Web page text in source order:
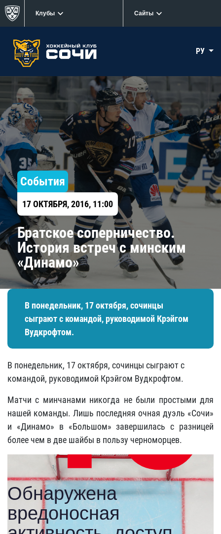
Клубы Сайты
РУ
События
17 ОКТЯБРЯ, 2016, 11:00
Братское соперничество.
История встреч с минским
«Динамо»
В понедельник, 17 октября, сочинцы
сыграют с командой, руководимой Крэйгом
Вудкрофтом.
В понедельник, 17 октября, сочинцы сыграют с
командой, руководимой Крэйгом Вудкрофтом.
Матчи с минчанами никогда не были простыми для
нашей команды. Лишь последняя очная дуэль «Сочи»
и «Динамо» в «Большом» завершилась с разницей
более чем в две шайбы в пользу черноморцев.